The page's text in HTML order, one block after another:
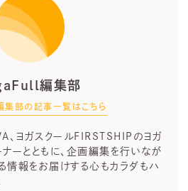
編集部
部の記事一覧はこちら
、ヨガスクールFIRSTSHIPのヨガ
ナーとともに、企画編集を行いなが
情報をお届けする心もカラダもハ